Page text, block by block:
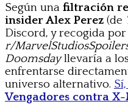
Según una filtración
insider Alex Perez (de
Discord, y recogida
r/
Doomsdayllevaría a
enfrentarse
universo alternativo.
Vengadores contra